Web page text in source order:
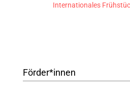
Internationales
Förder*innen